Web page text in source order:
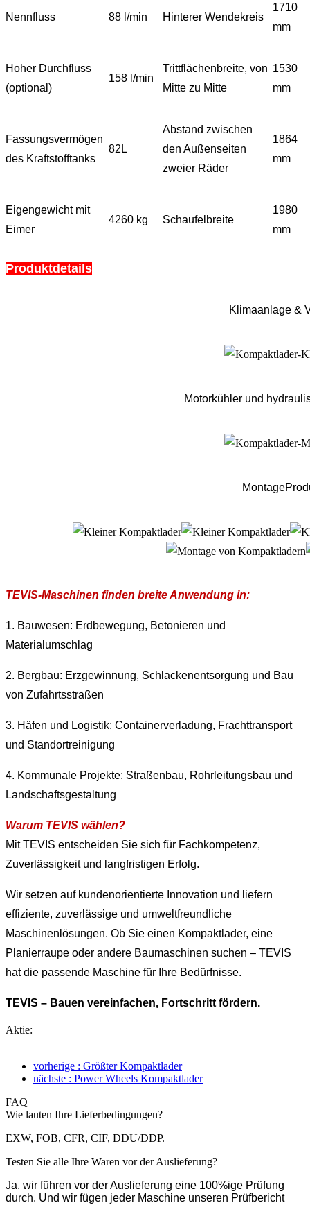
Nennfluss 88 l/min Hinterer Wendekreis
1710
mm
Hoher Durchfluss
(optional)
158 l/min
Trittflächenbreite, von
Mitte zu Mitte
1530
mm
Fassungsvermögen
des Kraftstofftanks
82L
Abstand zwischen
den Außenseiten
zweier Räder
1864
mm
Eigengewicht mit
Eimer
4260 kg Schaufelbreite
1980
mm
Produktdetails
Klimaanlage &
Motorkühler und
TEVIS-Maschinen finden breite Anwendung in:
1. Bauwesen: Erdbewegung, Betonieren und
Materialumschlag
2. Bergbau: Erzgewinnung, Schlackenentsorgung und Bau
von Zufahrtsstraßen
3. Häfen und Logistik: Containerverladung, Frachttransport
und Standortreinigung
4. Kommunale Projekte: Straßenbau, Rohrleitungsbau und
Landschaftsgestaltung
Warum TEVIS wählen?
Mit TEVIS entscheiden Sie sich für Fachkompetenz,
Zuverlässigkeit und langfristigen Erfolg.
Wir setzen auf kundenorientierte Innovation und liefern
effiziente, zuverlässige und umweltfreundliche
Maschinenlösungen. Ob Sie einen Kompaktlader, eine
Planierraupe oder andere Baumaschinen suchen – TEVIS
hat die passende Maschine für Ihre Bedürfnisse.
TEVIS – Bauen vereinfachen, Fortschritt fördern.
Aktie:
vorherige : Größter Kompaktlader
nächste : Power Wheels Kompaktlader
FAQ
Wie lauten Ihre Lieferbedingungen?
EXW, FOB, CFR, CIF, DDU/DDP.
Testen Sie alle Ihre Waren vor der Auslieferung?
Ja, wir führen vor der Auslieferung eine 100%ige Prüfung
durch. Und wir fügen jeder Maschine unseren Prüfbericht